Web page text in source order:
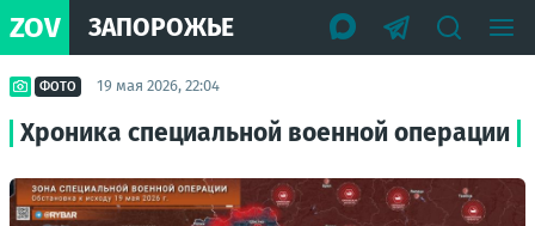
ZOV ЗАПОРОЖЬЕ
ФОТО 19 мая 2026, 22:04
Хроника специальной военной операции